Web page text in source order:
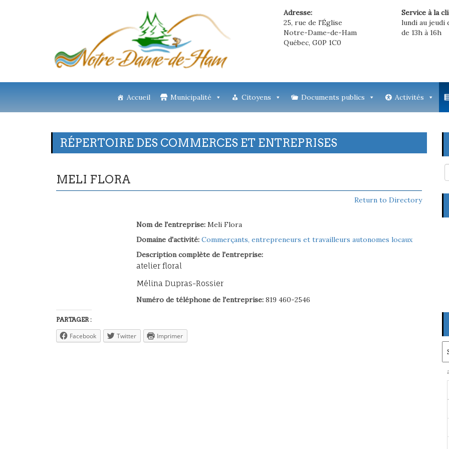
Adresse:
25, rue de l'Église
Notre-Dame-de-Ham
Québec, G0P 1C0
Service à la
lundi au jeudi
de 13h à 16h
Accueil Municipalité Citoyens Documents publics Activités
RÉPERTOIRE DES COMMERCES ET ENTREPRISES
MELI FLORA
Return to Directory
Nom de l'entreprise: Meli Flora
Domaine d'activité: Commerçants, entrepreneurs et travailleurs autonomes locaux
Description complète de l'entreprise:
atelier floral
Mélina Dupras-Rossier
Numéro de téléphone de l'entreprise: 819 460-2546
PARTAGER :
Facebook Twitter Imprimer